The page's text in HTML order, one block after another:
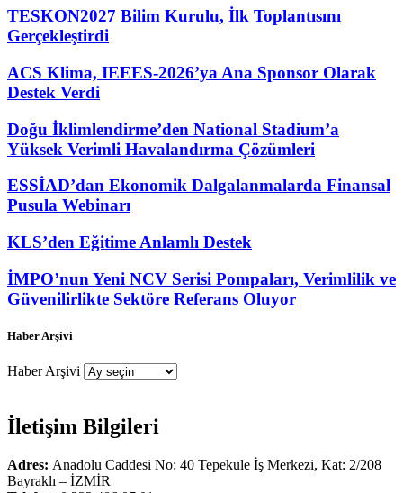
TESKON2027 Bilim Kurulu, İlk Toplantısını
Gerçekleştirdi
ACS Klima, IEEES-2026’ya Ana Sponsor Olarak
Destek Verdi
Doğu İklimlendirme’den National Stadium’a
Yüksek Verimli Havalandırma Çözümleri
ESSİAD’dan Ekonomik Dalgalanmalarda Finansal
Pusula Webinarı
KLS’den Eğitime Anlamlı Destek
İMPO’nun Yeni NCV Serisi Pompaları, Verimlilik ve
Güvenilirlikte Sektöre Referans Oluyor
Haber Arşivi
Haber Arşivi
İletişim Bilgileri
Adres: Anadolu Caddesi No: 40 Tepekule İş Merkezi, Kat: 2/208
Bayraklı – İZMİR